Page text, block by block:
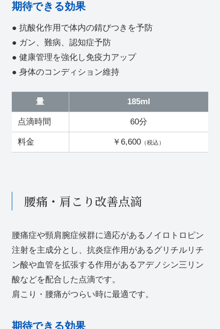
期待できる効果
● 抗酸化作用で体内の錆びつきを予防
● ガン、難病、認知症予防
● 健康管理を強化し免疫力アップ
● 身体のコンディション維持
量 185ml
点滴時間 60分
料金 ￥6,600 （税込）
腰痛・肩こり改善点滴
腰痛症や頸肩腕症候群に適応があるノイロトロピン
注射を主成分とし、抗炎症作用があるグリチルリチ
ン酸や血管を拡張する作用があるアデノシン三リン
酸などを配合した点滴です。
肩こり・腰痛がつらい時に最適です。
期待できる効果